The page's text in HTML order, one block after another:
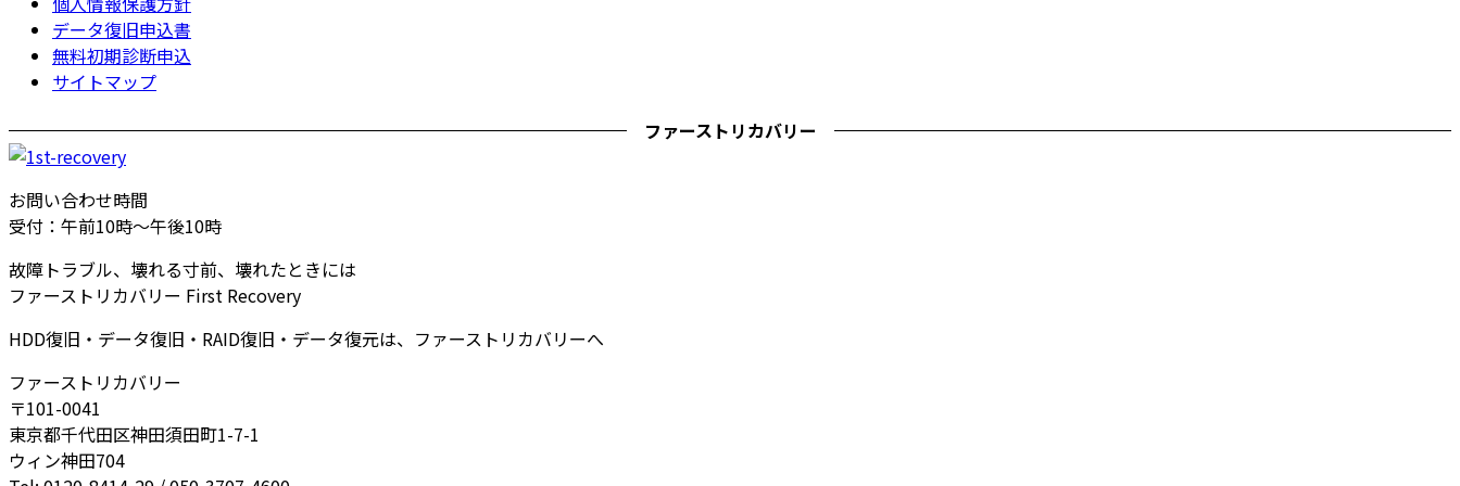
データ復旧申込書
無料初期診断申込
サイトマップ
ファーストリカバリー
お問い合わせ時間
受付：午前10時～午後10時
故障トラブル、壊れる寸前、壊れたときには
ファーストリカバリー First Recovery
HDD復旧・データ復旧・RAID復旧・データ復元は、ファーストリカバリーへ
ファーストリカバリー
〒101-0041
東京都千代田区神田須田町1-7-1
ウィン神田704